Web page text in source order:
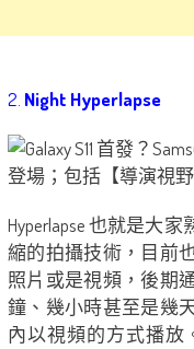
2. Night Hyperlapse
Hyperlapse 也就是大
縮的拍攝技術，目前
照片或是視頻，後期
鐘、幾小時甚至是幾
內以視頻的方式播放。